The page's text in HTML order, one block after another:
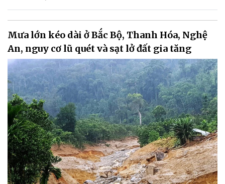
Mưa lớn kéo dài ở Bắc Bộ, Thanh Hóa, Nghệ
An, nguy cơ lũ quét và sạt lở đất gia tăng